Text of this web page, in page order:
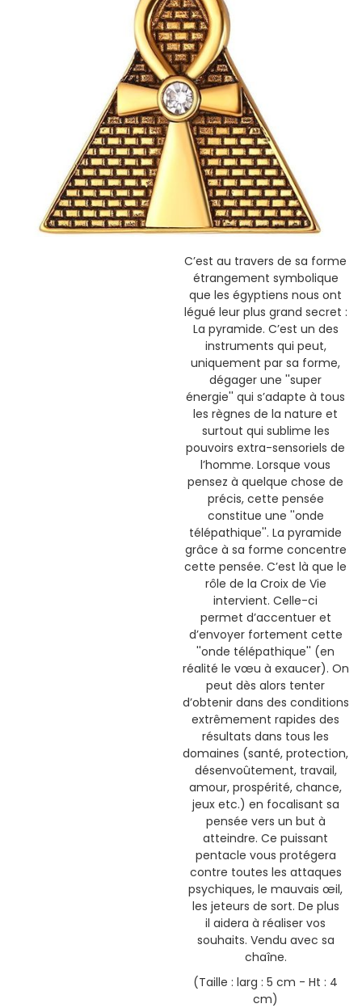
C’est au travers de sa forme
étrangement symbolique
que les égyptiens nous ont
légué leur plus grand secret :
La pyramide. C’est un des
instruments qui peut,
uniquement par sa forme,
dégager une ''super
énergie'' qui s’adapte à tous
les règnes de la nature et
surtout qui sublime les
pouvoirs extra-sensoriels de
l’homme. Lorsque vous
pensez à quelque chose de
précis, cette pensée
constitue une ''onde
télépathique''. La pyramide
grâce à sa forme concentre
cette pensée. C’est là que le
rôle de la Croix de Vie
intervient. Celle-ci
permet d’accentuer et
d’envoyer fortement cette
''onde télépathique'' (en
réalité le vœu à exaucer). On
peut dès alors tenter
d’obtenir dans des conditions
extrêmement rapides des
résultats dans tous les
domaines (santé, protection,
désenvoûtement, travail,
amour, prospérité, chance,
jeux etc.) en focalisant sa
pensée vers un but à
atteindre. Ce puissant
pentacle vous protégera
contre toutes les attaques
psychiques, le mauvais œil,
les jeteurs de sort. De plus
il aidera à réaliser vos
souhaits. Vendu avec sa
chaîne.
(Taille : larg : 5 cm - Ht : 4
cm)